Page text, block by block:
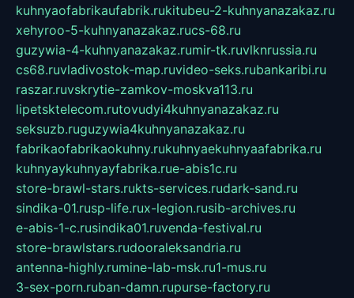
kuhnyaofabrikaufabrik.rukitubeu-2-kuhnyanazakaz.ru
xehyroo-5-kuhnyanazakaz.rucs-68.ru
guzywia-4-kuhnyanazakaz.rumir-tk.ruvlknrussia.ru
cs68.ruvladivostok-map.ruvideo-seks.rubankaribi.ru
raszar.ruvskrytie-zamkov-moskva113.ru
lipetsktelecom.rutovudyi4kuhnyanazakaz.ru
seksuzb.ruguzywia4kuhnyanazakaz.ru
fabrikaofabrikaokuhny.rukuhnyaekuhnyaafabrika.ru
kuhnyaykuhnyayfabrika.rue-abis1c.ru
store-brawl-stars.rukts-services.rudark-sand.ru
sindika-01.rusp-life.rux-legion.rusib-archives.ru
e-abis-1-c.rusindika01.ruvenda-festival.ru
store-brawlstars.rudooraleksandria.ru
antenna-highly.rumine-lab-msk.ru1-mus.ru
3-sex-porn.ruban-damn.rupurse-factory.ru